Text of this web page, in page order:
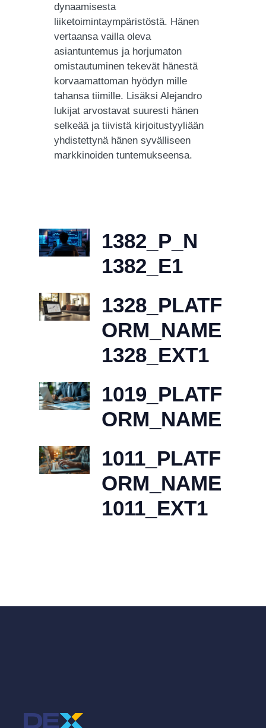
dynaamisesta
liiketoimintaympäristöstä. Hänen
vertaansa vailla oleva
asiantuntemus ja horjumaton
omistautuminen tekevät hänestä
korvaamattoman hyödyn mille
tahansa tiimille. Lisäksi Alejandro
lukijat arvostavat suuresti hänen
selkeää ja tiivistä kirjoitustyyliään
yhdistettynä hänen syvälliseen
markkinoiden tuntemukseensa.
1382_P_N
1382_E1
1328_PLATF
ORM_NAME
1328_EXT1
1019_PLATF
ORM_NAME
1011_PLATF
ORM_NAME
1011_EXT1